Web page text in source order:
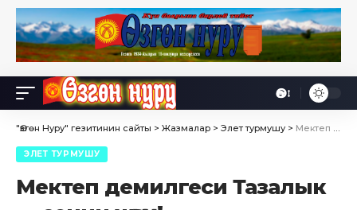
Font
Resizer
Өө
"Өзгөн Нуру" гезитинин сайты > Жазмалар > Элет турмушу > Мектеп демилгеси Тазалык — сенин жүзүң!
ЭЛЕТ ТУРМУШУ
Мектеп демилгеси Тазалык